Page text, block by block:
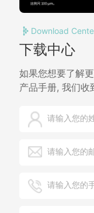
Download
下载中心
如果您想要了解
产品手册, 我们收